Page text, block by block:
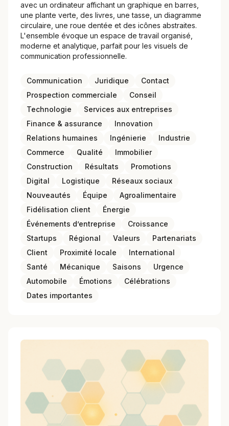
avec un ordinateur affichant un graphique en barres,
une plante verte, des livres, une tasse, un diagramme
circulaire, une roue dentée et des icônes abstraites.
L'ensemble évoque un espace de travail organisé,
moderne et analytique, parfait pour les visuels de
communication professionnelle.
Communication Juridique
Contact
Prospection commerciale
Conseil
Technologie
Services aux entreprises
Finance & assurance
Innovation
Relations humaines
Ingénierie
Industrie
Commerce
Qualité
Immobilier
Construction
Résultats
Promotions
Digital
Logistique
Réseaux sociaux
Nouveautés
Équipe
Agroalimentaire
Fidélisation client
Énergie
Événements d’entreprise
Croissance
Startups
Régional Valeurs
Partenariats
Client
Proximité locale
International
Santé
Mécanique Saisons
Urgence
Automobile
Émotions
Célébrations
Dates importantes